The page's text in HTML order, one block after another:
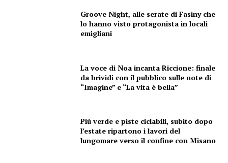
Canale TV 70/80/90
Groove Night, alle serate di Fasiny che
lo hanno visto protagonista in locali
emigliani
La voce di Noa incanta Riccione: finale
da brividi con il pubblico sulle note di
“Imagine” e “La vita è bella”
Più verde e piste ciclabili, subito dopo
l’estate ripartono i lavori del
lungomare verso il confine con Misano